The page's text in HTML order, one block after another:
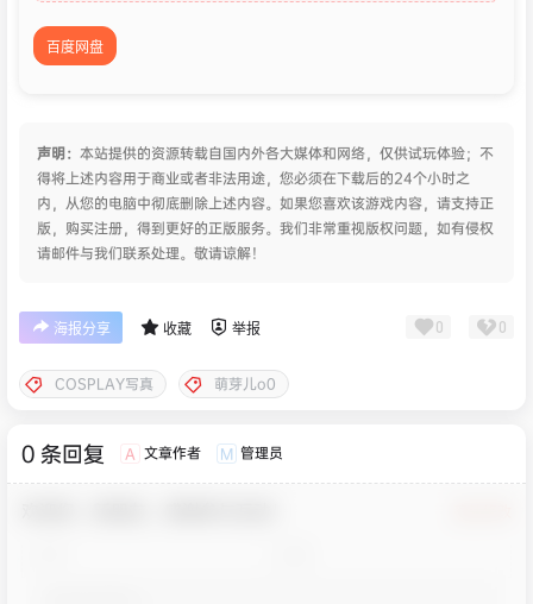
百度网盘
声明： 本站提供的资源转载自国内外各大媒体和网络，仅供试玩体验；不
得将上述内容用于商业或者非法用途，您必须在下载后的24个小时之
内，从您的电脑中彻底删除上述内容。如果您喜欢该游戏内容，请支持正
版，购买注册，得到更好的正版服务。我们非常重视版权问题，如有侵权
请邮件与我们联系处理。敬请谅解！
海报分享 收藏 举报 0 0
COSPLAY写真 萌芽儿o0
0 条回复 A 文章作者 M 管理员